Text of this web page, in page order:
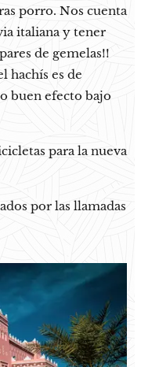
porro. Nos cuenta
italiana y tener
de gemelas!!
hachís es de
buen efecto bajo
para la nueva
por las llamadas